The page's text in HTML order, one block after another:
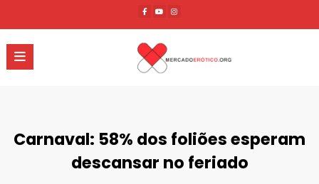
o
conteúdo
Carnaval: 58% dos foliões esperam
descansar no feriado